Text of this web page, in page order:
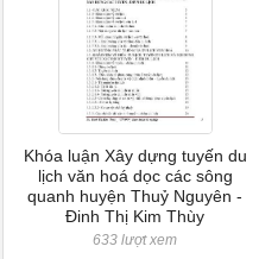
Khóa luận Xây dựng tuyến du
lịch văn hoá dọc các sông
quanh huyện Thuỷ Nguyên -
Đinh Thị Kim Thùy
633 lượt xem